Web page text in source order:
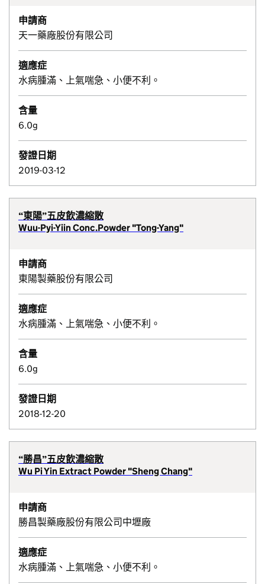
申請商
天一藥廠股份有限公司
適應症
水病腫滿、上氣喘急、小便不利。
含量
6.0g
發證日期
2019-03-12
“東陽”五皮飲濃縮散
Wuu-Pyi-Yiin Conc.Powder "Tong-Yang"
申請商
東陽製藥股份有限公司
適應症
水病腫滿、上氣喘急、小便不利。
含量
6.0g
發證日期
2018-12-20
“勝昌”五皮飲濃縮散
Wu Pi Yin Extract Powder "Sheng Chang"
申請商
勝昌製藥廠股份有限公司中壢廠
適應症
水病腫滿、上氣喘急、小便不利。